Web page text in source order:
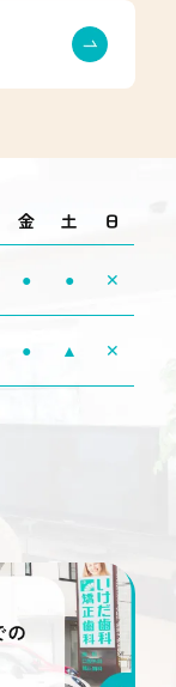
金 土 日
● ● ✕
● ▲ ✕